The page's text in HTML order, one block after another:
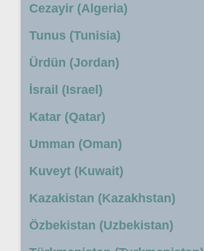
Cezayir (Algeria)
Tunus (Tunisia)
Ürdün (Jordan)
İsrail (Israel)
Katar (Qatar)
Umman (Oman)
Kuveyt (Kuwait)
Kazakistan (Kazakhstan)
Özbekistan (Uzbekistan)